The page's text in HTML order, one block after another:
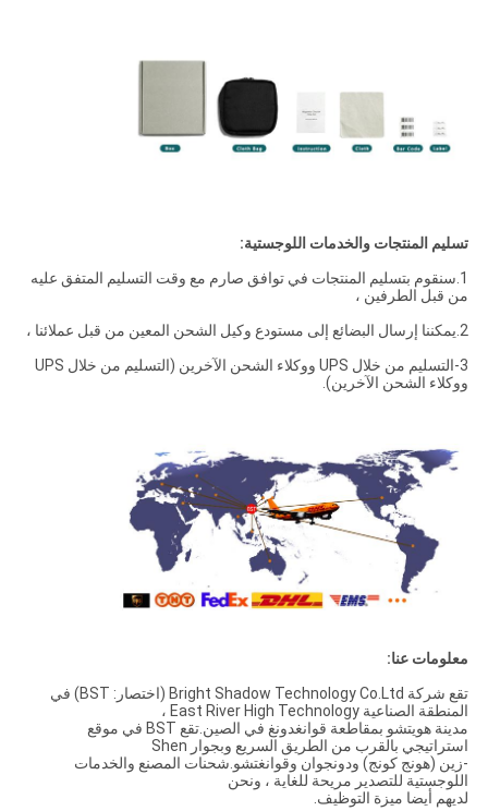
تسليم المنتجات والخدمات اللوجستية:
1.سنقوم بتسليم المنتجات في توافق صارم مع وقت التسليم المتفق عليه
من قبل الطرفين ،
2.يمكننا إرسال البضائع إلى مستودع وكيل الشحن المعين من قبل عملائنا ،
3-التسليم من خلال UPS ووكلاء الشحن الآخرين (التسليم من خلال UPS
ووكلاء الشحن الآخرين).
معلومات عنا:
تقع شركة Bright Shadow Technology Co.Ltd (اختصار: BST) في
المنطقة الصناعية East River High Technology ،
مدينة هويتشو بمقاطعة قوانغدونغ في الصين.تقع BST في موقع
استراتيجي بالقرب من الطريق السريع وبجوار Shen
-زين (هونج كونج) ودونجوان وقوانغتشو.شحنات المصنع والخدمات
اللوجستية للتصدير مريحة للغاية ، ونحن
لديهم أيضا ميزة التوظيف.